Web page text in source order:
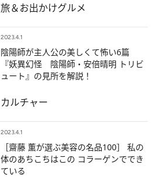
旅＆お出かけグルメ
2023.4.1
陰陽師が主人公の美しくて怖い6篇
『妖異幻怪 陰陽師・安倍晴明 トリビ
ュート』の見所を解説！
カルチャー
2023.4.1
［齋藤 薫が選ぶ美容の名品100］ 私の
体のあちこちはこの コラーゲンででき
ている